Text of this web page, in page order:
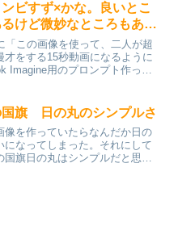
ビすず×かな。良いとこ
けど微妙なところもあ
「この画像を使って、二人が超
才をする15秒動画になるように
Imagine用のプロンプト作っ
なりに形にはなっている。同じ
国旗 日の丸のシンプルさ
像を作っていたらなんだか日の
になってしまった。それにして
国旗日の丸はシンプルだと思